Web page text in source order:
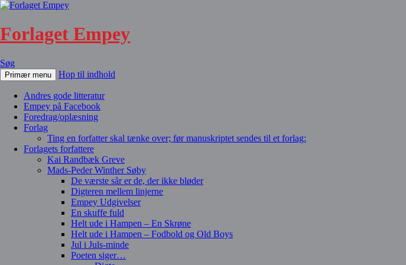
Forlaget Empey
Søg
Primær menu Hop til indhold
Andres gode litteratur
Empey på Facebook
Foredrag/oplæsning
Forlag
Ting en forfatter skal tænke over; før manuskriptet sendes til et forlag:
Forlagets forfattere
Kai Randbæk Greve
Mads-Peder Winther Søby
De værste sår er de, der ikke bløder
Digteren mellem linjerne
Empey Udgivelser
En skuffe fuld
Helt ude i Hampen – En Skrøne
Helt ude i Hampen – Fodbold og Old Boys
Jul i Juls-minde
Poeten siger…